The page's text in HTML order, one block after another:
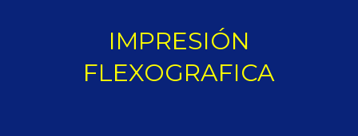
IMPRESIÓN
FLEXOGRAFICA